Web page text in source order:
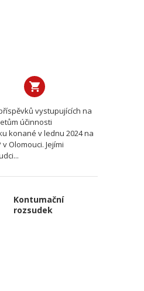
vystupujících na
účinnosti
konané v lednu 2024 na
Olomouci. Jejími
Kontumační
rozsudek